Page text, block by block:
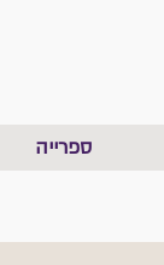
ספרייה